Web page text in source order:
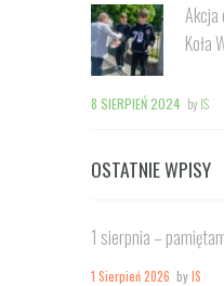
Akcja
Koła
8 SIERPIEŃ 2024 by IS
OSTATNIE WPISY
1 sierpnia –
1 Sierpień 2026 byIS